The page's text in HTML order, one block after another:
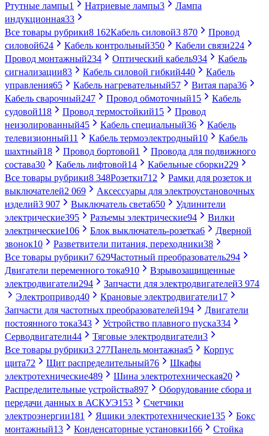
Ртутные лампы1 Натриевые лампы3
Лампа
индукционная33
Все товары рубрики8 162Кабель силовой3 870
Провод
силовой624 Кабель контрольный350 Кабели связи224
Провод монтажный234 Оптический кабель934
Кабель
сигнализации83 Кабель силовой гибкий440
Кабель
управления65 Кабель нагревательный57 Витая пара36
Кабель сварочный247 Провод обмоточный15
Кабель
судовой118 Провод термостойкий15
Провод
неизолированный45 Кабель специальный36
Кабель
телевизионный11 Кабель термоэлектродный10
Кабель
шахтный18 Провод бортовой1
Провода для подвижного
состава30 Кабель лифтовой14 Кабельные сборки229
Все товары рубрики8 348Розетки712
Рамки для розеток и
выключателей2 069
Аксессуары для электроустановочных
изделий3 907 Выключатель света650
Удлинители
электрические395 Разъемы электрические94
Вилки
электрические106 Блок выключатель-розетка6
Дверной
звонок10 Разветвители питания, переходники38
Все товары рубрики7 629Частотный преобразователь294
Двигатели переменного тока910
Взрывозащищенные
электродвигатели294 Запчасти для электродвигателей3 974
Электропривод40 Крановые электродвигатели17
Запчасти для частотных преобразователей194
Двигатели
постоянного тока343 Устройство плавного пуска334
Серводвигатели44 Тяговые электродвигатели3
Все товары рубрики3 277Панель монтажная5
Корпус
щита72 Щит распределительный76
Шкафы
электротехнические489 Шина электротехническая20
Распределительные устройства897
Оборудование сбора и
передачи данных в АСКУЭ153
Счетчики
электроэнергии181 Ящики электротехнические135
Бокс
монтажный13 Конденсаторные установки166
Стойка